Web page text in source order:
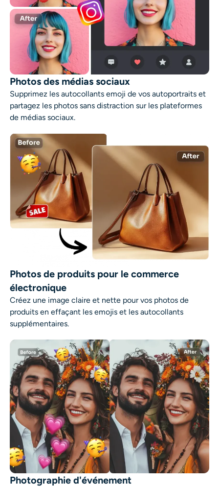
Photos des médias sociaux
Supprimez les autocollants emoji de vos autoportraits et
partagez les photos sans distraction sur les plateformes
de médias sociaux.
Photos de produits pour le commerce
électronique
Créez une image claire et nette pour vos photos de
produits en effaçant les emojis et les autocollants
supplémentaires.
Photographie d'événement